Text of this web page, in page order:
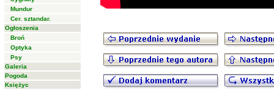
Mundur
Cer. sztandar.
Ogłoszenia
Broń
Optyka
Psy
Galeria
Pogoda
Księżyc